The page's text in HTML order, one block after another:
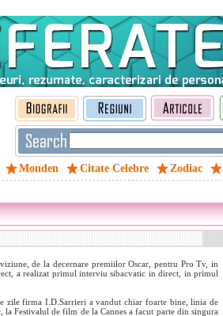
Monden Citate Celebre Zodiac
de la decernare premiilor Oscar, pentru Pro Tv, in
a realizat primul interviu sibacvatic in direct, in primul
zile firma I.D.Sarrieri a vandut chiar foarte bine, linia de
Festivalul de film de la Cannes a facut parte din singura